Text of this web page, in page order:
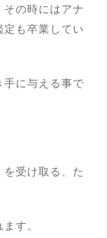
の時にはアナ
も卒業してい
手に与える事で
受け取る、た
す。